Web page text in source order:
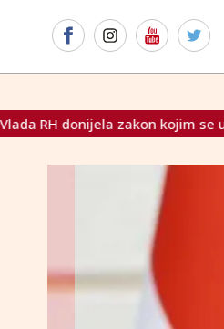
kojim se uklanjaju spomenici